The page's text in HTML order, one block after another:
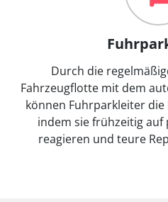
Durch die
Fahrzeugflotte mit dem
können Fuhrparkleiter
indem sie frühzeitig
reagieren und teure